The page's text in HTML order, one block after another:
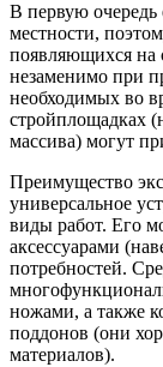
В первую очередь
местности,
появляющихся на
незаменимо при
необходимых во
стройплощадках
массива) могут
Преимущество
универсальное
виды работ. Его
аксессуарами
потребностей.
ножами, а также
поддонов (они
материалов).